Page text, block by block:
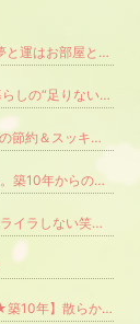
輝く50代を応援！ 叶えたい夢と運はお部屋とあなたが創る 風水プロデュース｜九星氣学鑑定師 赤はね さい子
定年後の収入↓60代ひとり暮らしの“足りない分”を埋める計画
看護師→専業主婦、ひまわりの節約＆スッキリ暮らしブログ
医療職ピロシが本気で考える。築10年からのマンション進化論
ママの片付けで家が変わるイライラしない笑顔あふれる暮らしを｜杉下ゆき【YUKI’s Room®︎】
【60坪の土地に24坪の平屋★築10年】散らかったマイホームを新築同様にする片付け記録